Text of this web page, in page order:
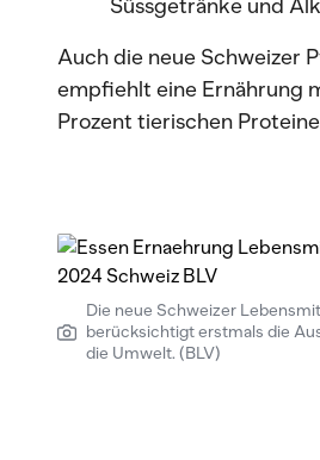
Süssgetränke und
Auch die neue Schweizer
empfiehlt eine Ernährung
Prozent tierischen
Die neue Schweizer
berücksichtigt erstmals die
die Umwelt. (BLV)